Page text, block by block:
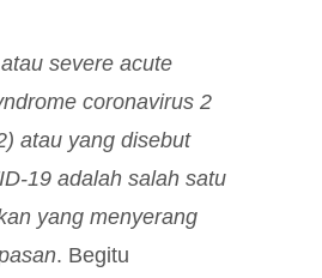
severe acute
coronavirus 2
atau yang disebut
19 adalah salah satu
yang menyerang
. Begitu